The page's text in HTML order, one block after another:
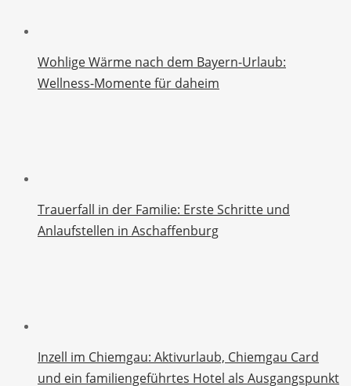
Wohlige Wärme nach dem Bayern-Urlaub:
Wellness-Momente für daheim
Trauerfall in der Familie: Erste Schritte und
Anlaufstellen in Aschaffenburg
Inzell im Chiemgau: Aktivurlaub, Chiemgau Card
und ein familiengeführtes Hotel als Ausgangspunkt